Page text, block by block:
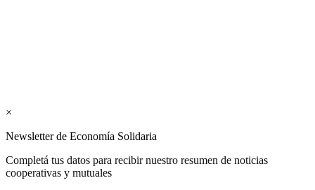
×
Newsletter de Economía Solidaria
Completá tus datos para recibir nuestro resumen de noticias
cooperativas y mutuales